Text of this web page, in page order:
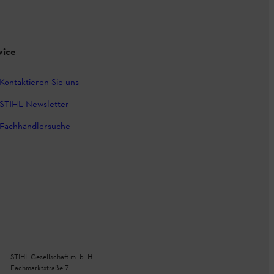
Kontaktieren Sie uns
STIHL Newsletter
Fachhändlersuche
STIHL Gesellschaft m. b. H.
Fachmarktstraße 7